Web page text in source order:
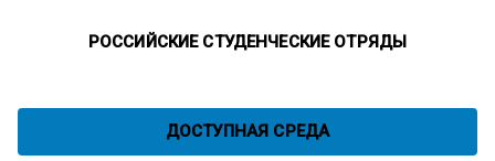
РОССИЙСКИЕ СТУДЕНЧЕСКИЕ ОТРЯДЫ
ДОСТУПНАЯ СРЕДА